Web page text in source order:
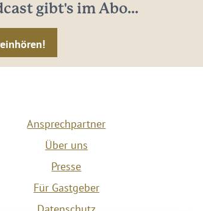
gibt's im Abo...
Ansprechpartner
Über uns
Presse
Für Gastgeber